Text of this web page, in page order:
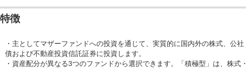
徴
・主としてマザーファンドへの投資を通じて、実質的に国内外の株式、公社
債および不動産投資信託証券に投資します。
・資産配分が異なる3つのファンドから選択できます。「積極型」は、株式・